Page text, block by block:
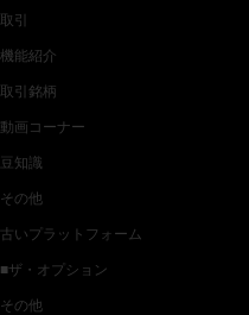
取引
機能紹介
取引銘柄
動画コーナー
豆知識
その他
古いプラットフォーム
■ザ・オプション
その他